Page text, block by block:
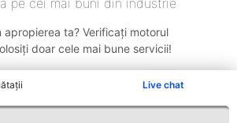
Live chat
pe cei mai buni din industrie
apropierea ta? Verificați motorul
doar cele mai bune servicii!